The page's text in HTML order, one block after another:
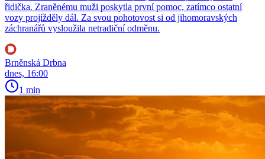
řidička. Zraněnému muži poskytla první pomoc, zatímco ostatní
vozy projížděly dál. Za svou pohotovost si od jihomoravských
záchranářů vysloužila netradiční odměnu.
Brněnská Drbna
dnes, 16:00
1 min